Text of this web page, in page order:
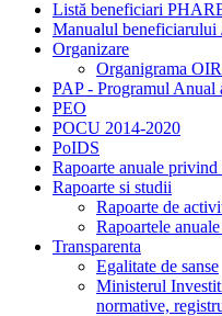
Listă beneficiari
Manualul beneficiarului
Organizare
Organigrama
PAP - Programul
PEO
POCU 2014-2020
PoIDS
Rapoarte anuale privind
Rapoarte si studii
Rapoarte de
Rapoartele
Transparenta
Egalitate de sanse
Ministerul
normative,